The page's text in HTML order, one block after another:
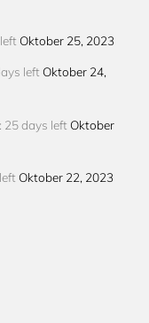
Oktober 25, 2023
left Oktober 24,
25 days left Oktober
Oktober 22, 2023